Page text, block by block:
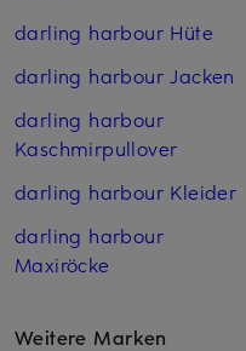
darling harbour Hüte
darling harbour Jacken
darling harbour
Kaschmirpullover
darling harbour Kleider
darling harbour
Maxiröcke
Weitere Marken